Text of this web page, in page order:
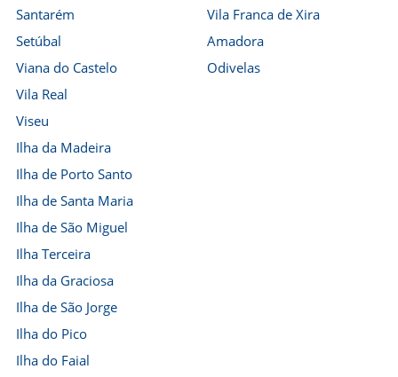
Santarém
Setúbal
Viana do Castelo
Vila Real
Viseu
Ilha da Madeira
Ilha de Porto Santo
Ilha de Santa Maria
Ilha de São Miguel
Ilha Terceira
Ilha da Graciosa
Ilha de São Jorge
Ilha do Pico
Ilha do Faial
Vila Franca de Xira
Amadora
Odivelas